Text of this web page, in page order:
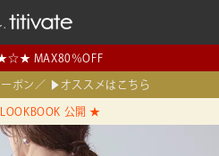
★☆★ MAX80％OFF
ポン／ ▶オススメはこちら
公開 ★